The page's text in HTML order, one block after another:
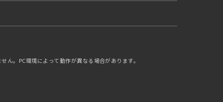
ん。PC環境によって動作が異なる場合があります。